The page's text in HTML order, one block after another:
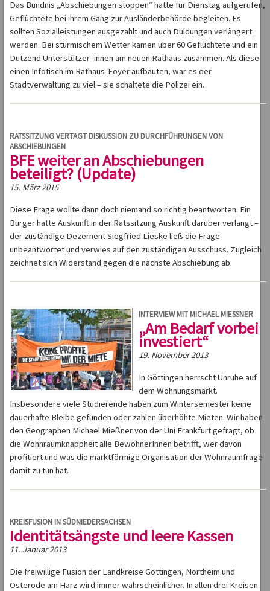
Das Bündnis „Abschiebungen stoppen“ hatte für Dienstag aufgerufen,
Geflüchtete bei ihrem Gang zur Ausländerbehörde begleiten. Es
sollten Sozialleistungen ausgezahlt und auch Duldungen verlängert
werden. Bei stürmischem Wetter kamen über 60 Geflüchtete und ein
Dutzend Unterstützer_innen am neuen Rathaus zusammen. Als diese
einen Infotisch im Rathaus-Foyer aufbauten, war es der
Stadtverwaltung zu viel – sie schaltete die Polizei ein.
RATSSITZUNG VERTAGT DISKUSSION ZU DURCHFÜHRUNGEN VON
ABSCHIEBUNGEN
BFE weiter an Abschiebungen
beteiligt? (Update)
15. März 2015
Diese Frage wollte dann doch niemand so richtig beantworten. Ein
Bürger hatte Auskunft in der Ratssitzung Auskunft darüber verlangt –
der zuständige Dezernent Siegfried Lieske ließ die Frage
unbeantwortet und verwies auf den zuständigen Ausschuss. Zugleich
zeichnet sich Widerstand gegen die nächste Abschiebung ab.
INTERVIEW MIT MICHAEL MIESSNER
„Am Bedarf vorbei
investiert“
19. November 2013
In Göttingen herrscht Unruhe auf
dem Wohnungsmarkt.
Insbesondere viele Studierende haben zum Wintersemester keine
dauerhafte Bleibe gefunden oder zahlen überhöhte Mieten. Wir haben
den Geographen Michael Mießner von der Uni Frankfurt gefragt, ob
die Wohnraumknappheit alle BewohnerInnen betrifft, wer davon
profitiert und was die marktförmige Organisation der Wohnraumfrage
damit zu tun hat.
KREISFUSION IN SÜDNIEDERSACHSEN
Identitätsängste und leere Kassen
11. Januar 2013
Die freiwillige Fusion der Landkreise Göttingen, Northeim und
Osterode am Harz wird immer wahrscheinlicher. In allen drei Kreisen